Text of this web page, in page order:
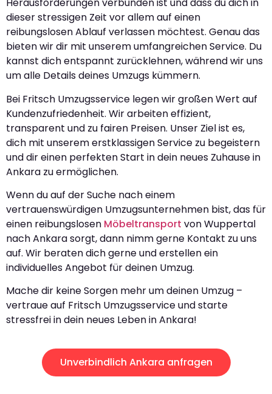
Herausforderungen verbunden ist und dass du dich in
dieser stressigen Zeit vor allem auf einen
reibungslosen Ablauf verlassen möchtest. Genau das
bieten wir dir mit unserem umfangreichen Service. Du
kannst dich entspannt zurücklehnen, während wir uns
um alle Details deines Umzugs kümmern.
Bei Fritsch Umzugsservice legen wir großen Wert auf
Kundenzufriedenheit. Wir arbeiten effizient,
transparent und zu fairen Preisen. Unser Ziel ist es,
dich mit unserem erstklassigen Service zu begeistern
und dir einen perfekten Start in dein neues Zuhause in
Ankara zu ermöglichen.
Wenn du auf der Suche nach einem
vertrauenswürdigen Umzugsunternehmen bist, das für
einen reibungslosen Möbeltransport von Wuppertal
nach Ankara sorgt, dann nimm gerne Kontakt zu uns
auf. Wir beraten dich gerne und erstellen ein
individuelles Angebot für deinen Umzug.
Mache dir keine Sorgen mehr um deinen Umzug –
vertraue auf Fritsch Umzugsservice und starte
stressfrei in dein neues Leben in Ankara!
Unverbindlich Ankara anfragen